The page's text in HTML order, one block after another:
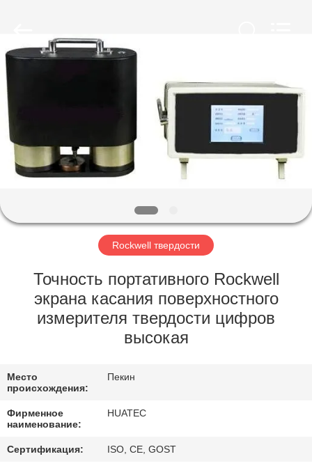
ДОМ
ПРОДУКТЫ
О
НАС
ПУТЕШЕСТВИЕ
ПРОВЕРКА
КАЧЕСТВА
МЫ
СПРОСИТЕ
ЦИТАТУ
Reserved.
Rockwell твердости
Точность портативного Rockwell
экрана касания поверхностного
измерителя твердости цифров
высокая
Место
происхождения:
Пекин
Фирменное
наименование:
HUATEC
Сертификация: ISO, CE, GOST